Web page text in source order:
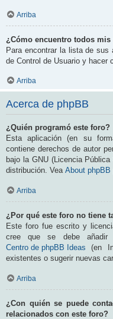
Arriba
¿Cómo encuentro todos
Para encontrar la lista de sus
de Control de Usuario y hacer
Arriba
Acerca de phpBB
¿Quién programó este foro?
Esta aplicación (en su
contiene derechos de autor
bajo la GNU (Licencia
distribución. Vea About phpBB
Arriba
¿Por qué este foro no tiene
Este foro fue escrito y
cree que se debe añadir
Centro de phpBB Ideas (en
existentes o sugerir nuevas
Arriba
¿Con quién se puede
relacionados con este foro?